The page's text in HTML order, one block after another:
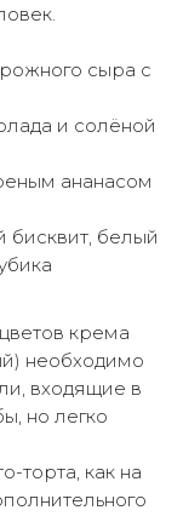
сыра с
и солёной
ананасом
бисквит, белый
крема
необходимо
входящие в
но легко
торта, как на